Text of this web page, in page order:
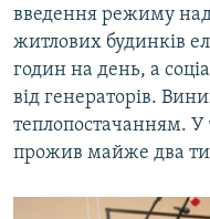
введення режиму
житлових будинків
годин на день, а
від генераторів.
теплопостачанням. У
прожив майже два